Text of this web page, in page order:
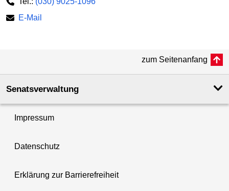
E-Mail
zum Seitenanfang
Senatsverwaltung
Impressum
Datenschutz
Erklärung zur Barrierefreiheit